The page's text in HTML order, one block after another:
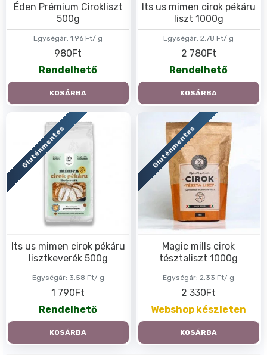
Egységár: 1.96 Ft/ g
Éden Prémium Cirokliszt
500g
980Ft
Rendelhető
KOSÁRBA
Egységár: 2.78 Ft/ g
Its us mimen cirok pékáru
liszt 1000g
2 780Ft
Rendelhető
KOSÁRBA
Gluténmentes
Egységár: 3.58 Ft/ g
Its us mimen cirok pékáru
lisztkeverék 500g
1 790Ft
Rendelhető
KOSÁRBA
Gluténmentes
Egységár: 2.33 Ft/ g
Magic mills cirok
tésztaliszt 1000g
2 330Ft
Webshop készleten
KOSÁRBA